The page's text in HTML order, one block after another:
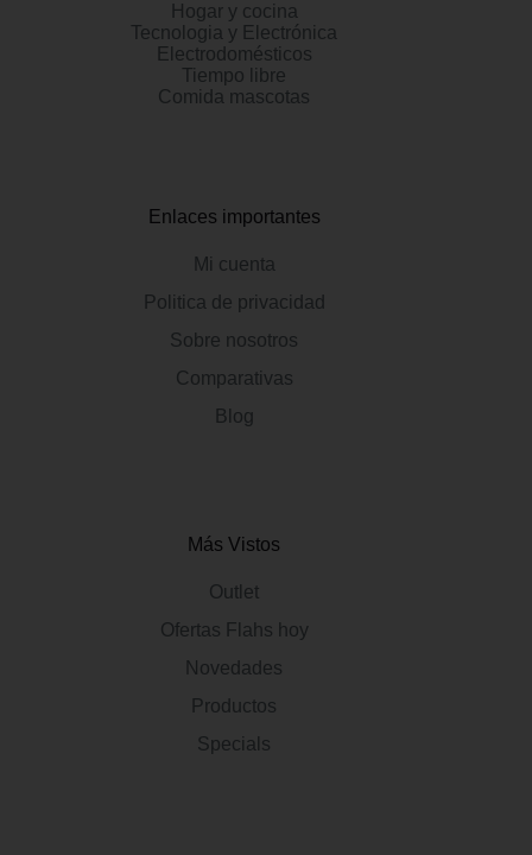
Hogar y cocina
Tecnologia y Electrónica
Electrodomésticos
Tiempo libre
Comida mascotas
Enlaces importantes
Mi cuenta
Politica de privacidad
Sobre nosotros
Comparativas
Blog
Más Vistos
Outlet
Ofertas Flahs hoy
Novedades
Productos
Specials